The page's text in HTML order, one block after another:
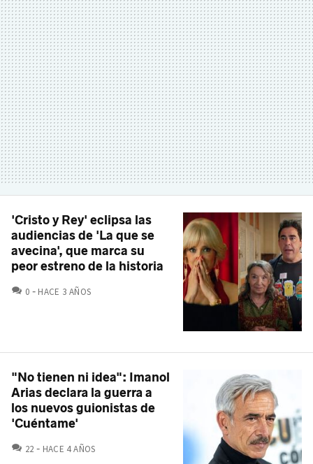
'Cristo y Rey' eclipsa las
audiencias de 'La que se
avecina', que marca su
peor estreno de la historia
0 COMENTARIOS
HACE 3 AÑOS
"No tienen ni idea": Imanol
Arias declara la guerra a
los nuevos guionistas de
'Cuéntame'
22 COMENTARIOS
HACE 4 AÑOS